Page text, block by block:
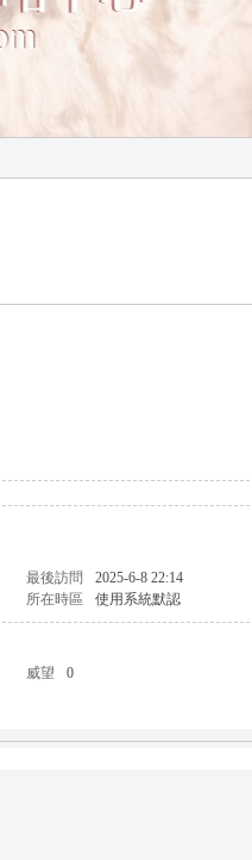
最後訪問
2025-6-8 22:14
所在時區 使用系統默認
威望
0